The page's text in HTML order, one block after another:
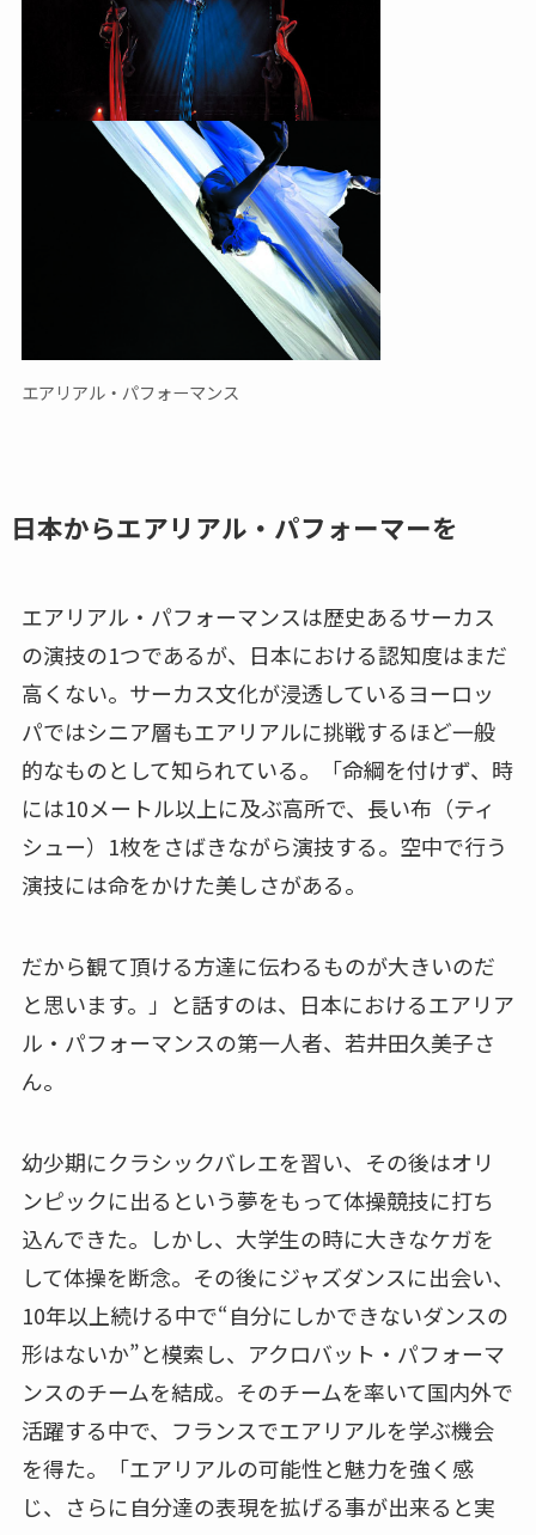
エアリアル・パフォーマンス
日本からエアリアル・パフォーマーを
エアリアル・パフォーマンスは歴史あるサーカス
の演技の1つであるが、日本における認知度はまだ
高くない。サーカス文化が浸透しているヨーロッ
パではシニア層もエアリアルに挑戦するほど一般
的なものとして知られている。「命綱を付けず、時
には10メートル以上に及ぶ高所で、長い布（ティ
シュー）1枚をさばきながら演技する。空中で行う
演技には命をかけた美しさがある。
だから観て頂ける方達に伝わるものが大きいのだ
と思います。」と話すのは、日本におけるエアリア
ル・パフォーマンスの第一人者、若井田久美子さ
ん。
幼少期にクラシックバレエを習い、その後はオリ
ンピックに出るという夢をもって体操競技に打ち
込んできた。しかし、大学生の時に大きなケガを
して体操を断念。その後にジャズダンスに出会い、
10年以上続ける中で“自分にしかできないダンスの
形はないか”と模索し、アクロバット・パフォーマ
ンスのチームを結成。そのチームを率いて国内外で
活躍する中で、フランスでエアリアルを学ぶ機会
を得た。「エアリアルの可能性と魅力を強く感
じ、さらに自分達の表現を拡げる事が出来ると実